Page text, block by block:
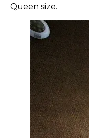
Queen size.